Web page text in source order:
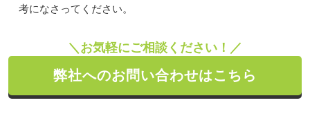
考になさってください。
＼お気軽にご相談ください！／
弊社へのお問い合わせはこちら